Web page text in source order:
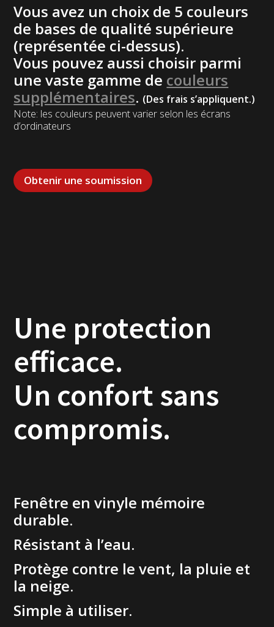
Vous avez un choix de 5 couleurs
de bases de qualité supérieure
(représentée ci-dessus).
Vous pouvez aussi choisir parmi
une vaste gamme de couleurs
supplémentaires. (Des frais s’appliquent.)
Note: les couleurs peuvent varier selon les écrans
d’ordinateurs
Obtenir une soumission
Une protection
efficace.
Un confort sans
compromis.
Fenêtre en vinyle mémoire
durable.
Résistant à l’eau.
Protège contre le vent, la pluie et
la neige.
Simple à utiliser.